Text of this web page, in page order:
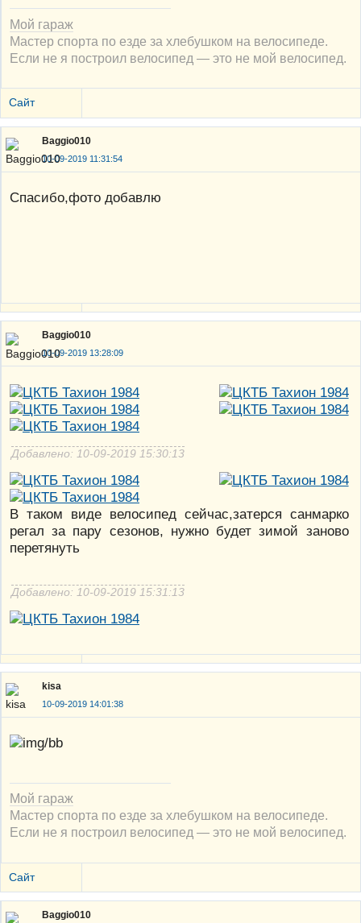
Мой гараж
Мастер спорта по езде за хлебушком на велосипеде.
Если не я построил велосипед — это не мой велосипед.
Сайт
Baggio010
10-09-2019 11:31:54
Спасибо,фото добавлю
Baggio010
10-09-2019 13:28:09
Добавлено: 10-09-2019 15:30:13
В таком виде велосипед сейчас,затерся санмарко
регал за пару сезонов, нужно будет зимой заново
перетянуть
Добавлено: 10-09-2019 15:31:13
kisa
10-09-2019 14:01:38
Мой гараж
Мастер спорта по езде за хлебушком на велосипеде.
Если не я построил велосипед — это не мой велосипед.
Сайт
Baggio010